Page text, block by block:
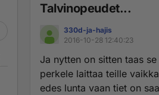
Talvinopeudet...
330d-ja-hajis
2016-10-28 12:40:23
Ja nytten on sitten taas
perkele laittaa teille
edes lunta vaan tiet on